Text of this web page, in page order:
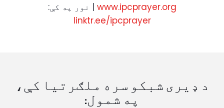
www.ipcprayer.org | نور په کې:
linktr.ee/ipcprayer
د ډیری شبکو سره ملګرتیا کې،
په شمول: